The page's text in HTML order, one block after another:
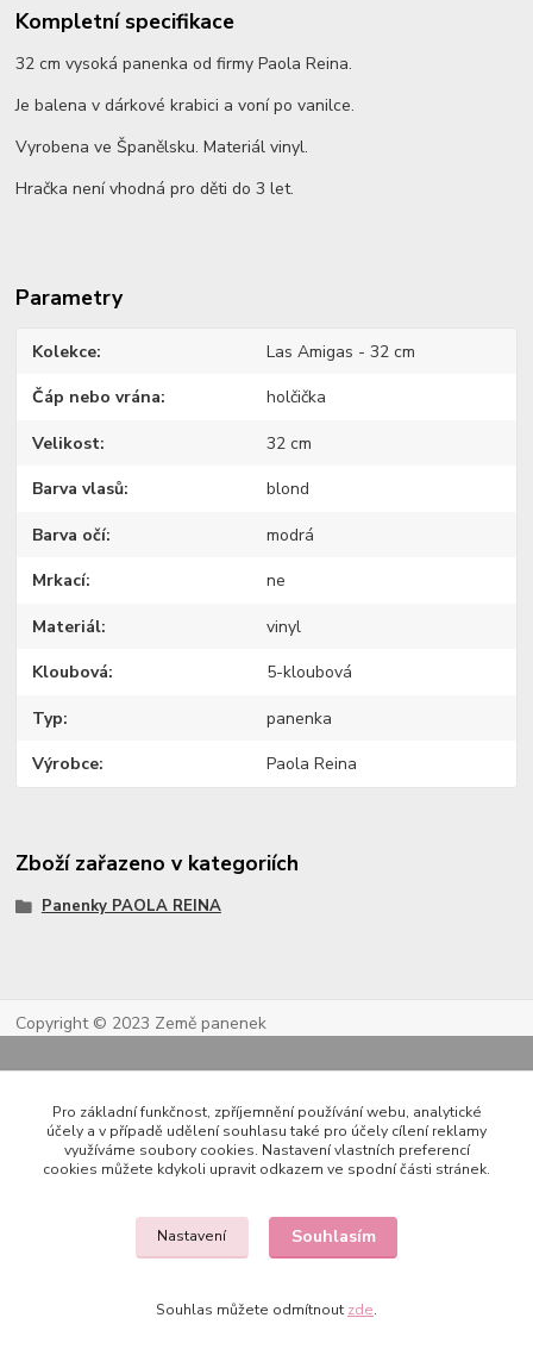
Kompletní specifikace
32 cm vysoká panenka od firmy Paola Reina.
Je balena v dárkové krabici a voní po vanilce.
Vyrobena ve Španělsku. Materiál vinyl.
Hračka není vhodná pro děti do 3 let.
Parametry
Kolekce Las Amigas - 32 cm
Čáp nebo vrána holčička
Velikost 32 cm
Barva vlasů blond
Barva očí modrá
Mrkací ne
Materiál vinyl
Kloubová 5-kloubová
Typ panenka
Výrobce Paola Reina
Zboží zařazeno v kategoriích
Panenky PAOLA REINA
Copyright © 2023 Země panenek
Pro základní funkčnost, zpříjemnění používání webu, analytické
účely a v případě udělení souhlasu také pro účely cílení reklamy
využíváme soubory cookies. Nastavení vlastních preferencí
cookies můžete kdykoli upravit odkazem ve spodní části stránek.
Nastavení Souhlasím
Souhlas můžete odmítnout zde.